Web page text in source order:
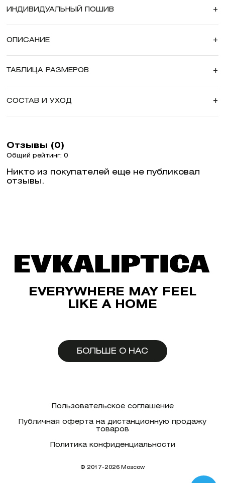
ИНДИВИДУАЛЬНЫЙ ПОШИВ +
ОПИСАНИЕ +
ТАБЛИЦА РАЗМЕРОВ +
СОСТАВ И УХОД +
Отзывы (0)
Общий рейтинг: 0
Никто из покупателей еще не публиковал
отзывы.
EVERYWHERE MAY FEEL
LIKE A HOME
БОЛЬШЕ О НАС
Пользовательское соглашение
Публичная оферта на дистанционную продажу
товаров
Политика конфиденциальности
© 2017-2026 Moscow